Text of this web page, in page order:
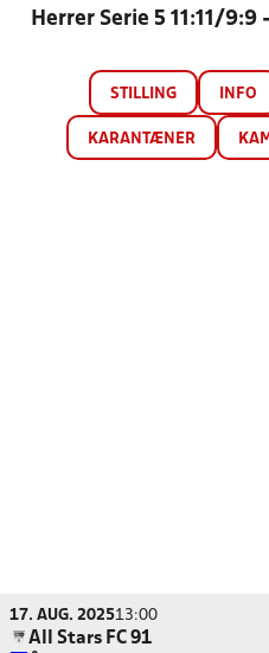
Herrer Serie 5 11:11/
STILLING INFO
KARANTÆNER
17. AUG. 202513:00
All Stars FC 91